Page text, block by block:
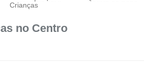
Crianças
no Centro